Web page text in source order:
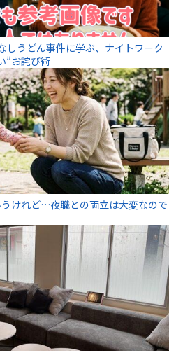
しうどん事件に学ぶ、ナイトワーク
”お詫び術
うけれど…夜職との両立は大変なので